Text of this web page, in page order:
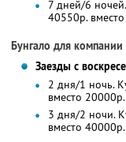
7 дней/6
40550р.
Бунгало для
Заезды с
2 дня/1 ночь.
вместо 20000р.
3 дня/2 ночи.
вместо 40000р.